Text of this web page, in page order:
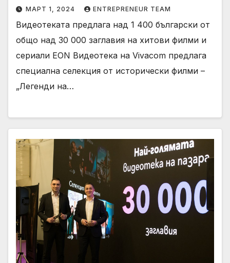
МАРТ 1, 2024 ENTREPRENEUR TEAM
Видеотеката предлага над 1 400 български от
общо над 30 000 заглавия на хитови филми и
сериали EON Видеотека на Vivacom предлага
специална селекция от исторически филми –
„Легенди на…